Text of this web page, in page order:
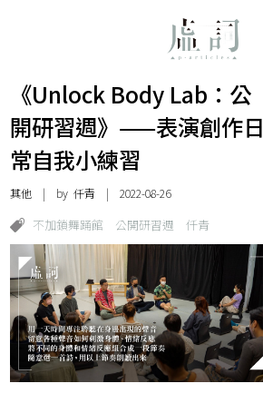
《Unlock Body Lab：公
開研習週》——表演創作日
常自我小練習
其他 | by仟青 | 2022-08-26
不加鎖舞踊館 公開研習週 仟青